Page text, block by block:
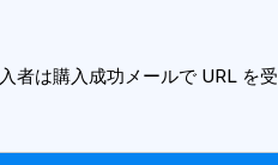
者は購入成功メールで URL を